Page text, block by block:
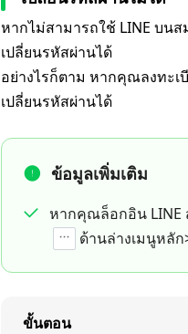
หากไม่สามารถใช้ LINE บน
เปลี่ยนรหัสผ่านได้
อย่างไรก็ตาม หากคุณลงทะเ
เปลี่ยนรหัสผ่านได้
ข้อมูลเพิ่มเติม
หากคุณล็อกอิน LINE
ด้านล่างเมนูหลัก
ขั้นตอน